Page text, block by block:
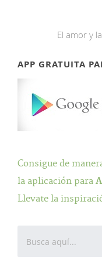
El amor y
APP GRATUITA
Consigue de
la aplicación para
Llevate la